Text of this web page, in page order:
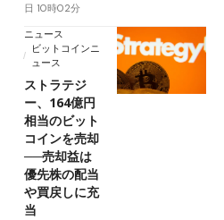
日 10時02分
ニュース
ビットコインニ
ュース
ストラテジ
ー、164億円
相当のビット
コインを売却
──売却益は
優先株の配当
や買戻しに充
当